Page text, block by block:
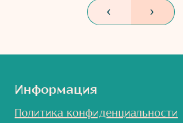
< >
Информация
Политика конфиденциальности